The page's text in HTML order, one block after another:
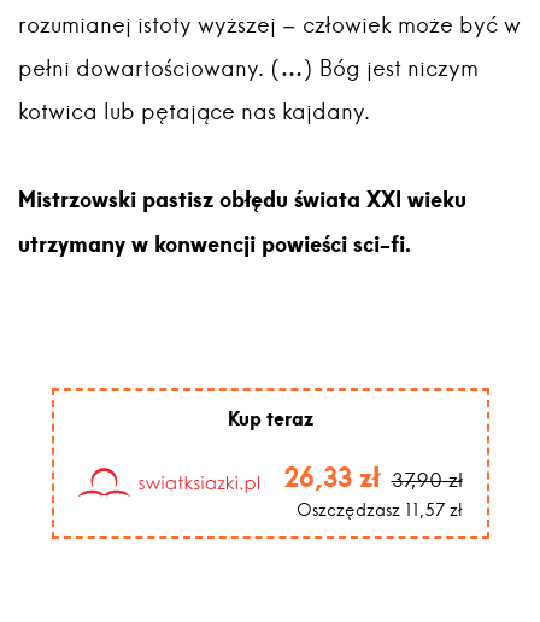
rozumianej istoty wyższej – człowiek może być w
pełni dowartościowany. (…) Bóg jest niczym
kotwica lub pętające nas kajdany.
Mistrzowski pastisz obłędu świata XXI wieku
utrzymany w konwencji powieści sci-fi.
Kup teraz
26,33 zł 37,90 zł
Oszczędzasz 11,57 zł